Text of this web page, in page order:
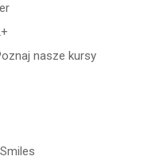
nasze kursy